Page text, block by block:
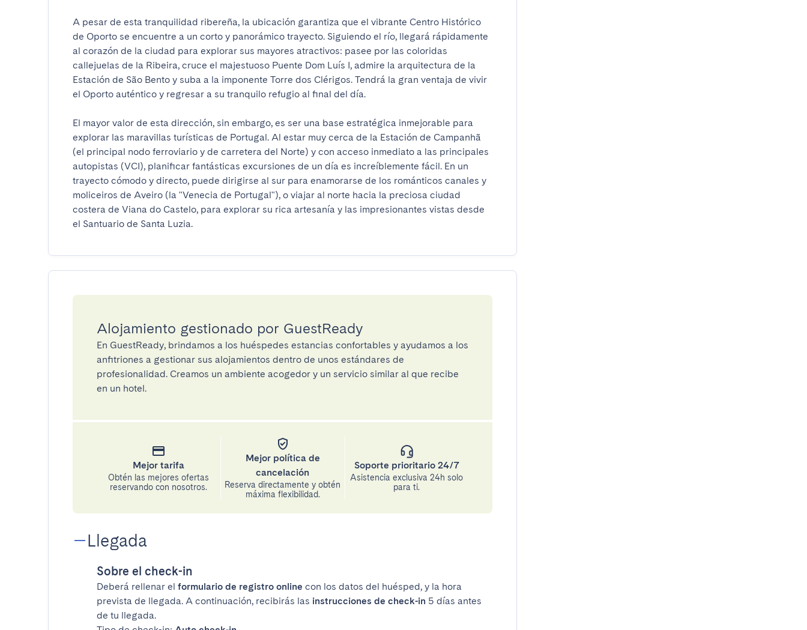
A pesar de esta tranquilidad ribereña, la ubicación garantiza que el vibrante Centro Histórico
de Oporto se encuentre a un corto y panorámico trayecto. Siguiendo el río, llegará rápidamente
al corazón de la ciudad para explorar sus mayores atractivos: pasee por las coloridas
callejuelas de la Ribeira, cruce el majestuoso Puente Dom Luís I, admire la arquitectura de la
Estación de São Bento y suba a la imponente Torre dos Clérigos. Tendrá la gran ventaja de vivir
el Oporto auténtico y regresar a su tranquilo refugio al final del día.
El mayor valor de esta dirección, sin embargo, es ser una base estratégica inmejorable para
explorar las maravillas turísticas de Portugal. Al estar muy cerca de la Estación de Campanhã
(el principal nodo ferroviario y de carretera del Norte) y con acceso inmediato a las principales
autopistas (VCI), planificar fantásticas excursiones de un día es increíblemente fácil. En un
trayecto cómodo y directo, puede dirigirse al sur para enamorarse de los románticos canales y
moliceiros de Aveiro (la "Venecia de Portugal"), o viajar al norte hacia la preciosa ciudad
costera de Viana do Castelo, para explorar su rica artesanía y las impresionantes vistas desde
el Santuario de Santa Luzia.
Alojamiento gestionado por GuestReady
En GuestReady, brindamos a los huéspedes estancias confortables y ayudamos a los
anfitriones a gestionar sus alojamientos dentro de unos estándares de
profesionalidad. Creamos un ambiente acogedor y un servicio similar al que recibe
en un hotel.
Mejor tarifa
Obtén las mejores ofertas
reservando con nosotros.
Mejor política de
cancelación
Reserva directamente y obtén
máxima flexibilidad.
Soporte prioritario 24/7
Asistencia exclusiva 24h solo
para ti.
Llegada
Sobre el check-in
Deberá rellenar el formulario de registro online con los datos del huésped, y la hora
prevista de llegada. A continuación, recibirás las instrucciones de check-in 5 días antes
de tu llegada.